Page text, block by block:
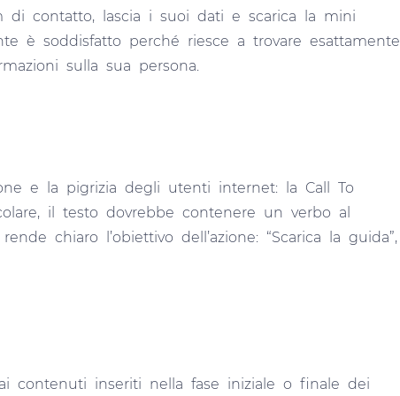
contatto, lascia i suoi dati e scarica la mini
è soddisfatto perché riesce a trovare esattamente
sulla sua persona.
e la pigrizia degli utenti internet: la Call To
il testo dovrebbe contenere un verbo al
chiaro l’obiettivo dell’azione: “Scarica la guida”,
contenuti inseriti nella fase iniziale o finale dei